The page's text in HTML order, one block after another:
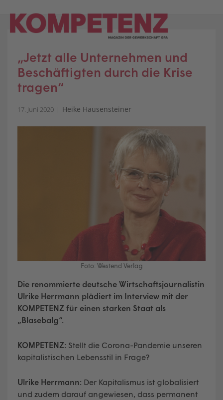
content
„Jetzt alle Unternehmen und
Beschäftigten durch die Krise
tragen“
17. Juni 2020 Heike Hausensteiner
Foto: Westend Verlag
Die renommierte deutsche Wirtschaftsjournalistin
Ulrike Herrmann plädiert im Interview mit der
KOMPETENZ für einen starken Staat als
„Blasebalg“.
KOMPETENZ: Stellt die Corona-Pandemie unseren
kapitalistischen Lebensstil in Frage?
Ulrike Herrmann: Der Kapitalismus ist globalisiert
und zudem darauf angewiesen, dass permanent